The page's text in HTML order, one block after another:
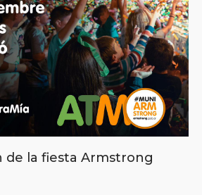
de la fiesta Armstrong